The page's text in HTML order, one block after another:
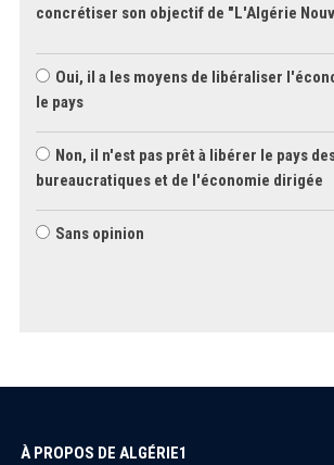
concrétiser son objectif de "L'Algérie
Oui, il a les moyens de libéraliser
le pays
Non, il n'est pas prêt à libérer le pays
bureaucratiques et de l'économie dirigée
Sans opinion
À PROPOS DE ALGÉRIE1